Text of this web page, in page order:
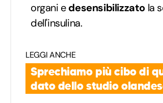
organi edesensibilizzato la
dell'insulina.
LEGGI ANCHE
Sprechiamo più cibo di
dato dello studio